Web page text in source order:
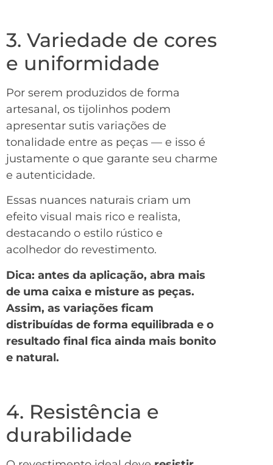
3. Variedade de cores
e uniformidade
Por serem produzidos de forma
artesanal, os tijolinhos podem
apresentar sutis variações de
tonalidade entre as peças — e isso é
justamente o que garante seu charme
e autenticidade.
Essas nuances naturais criam um
efeito visual mais rico e realista,
destacando o estilo rústico e
acolhedor do revestimento.
Dica: antes da aplicação, abra mais
de uma caixa e misture as peças.
Assim, as variações ficam
distribuídas de forma equilibrada e o
resultado final fica ainda mais bonito
e natural.
4. Resistência e
durabilidade